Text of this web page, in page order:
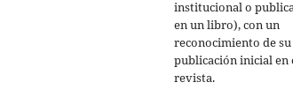
institucional o
en un libro), con un
reconocimiento de su
publicación inicial en
revista.